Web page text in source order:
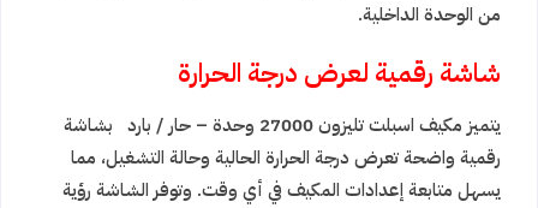
من الوحدة الداخلية.
شاشة رقمية لعرض درجة الحرارة
يتميز مكيف اسبلت تليزون 27000 وحدة – حار / بارد بشاشة
رقمية واضحة تعرض درجة الحرارة الحالية وحالة التشغيل، مما
يسهل متابعة إعدادات المكيف في أي وقت. وتوفر الشاشة رؤية